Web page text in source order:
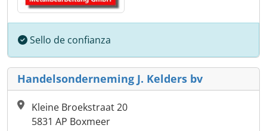
Sello de confianza
Handelsonderneming J. Kelders bv
Kleine Broekstraat 20
5831 AP Boxmeer